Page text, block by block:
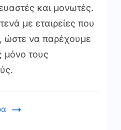
και μονωτές.
με εταιρείες που
ώστε να παρέχουμε
μόνο τους